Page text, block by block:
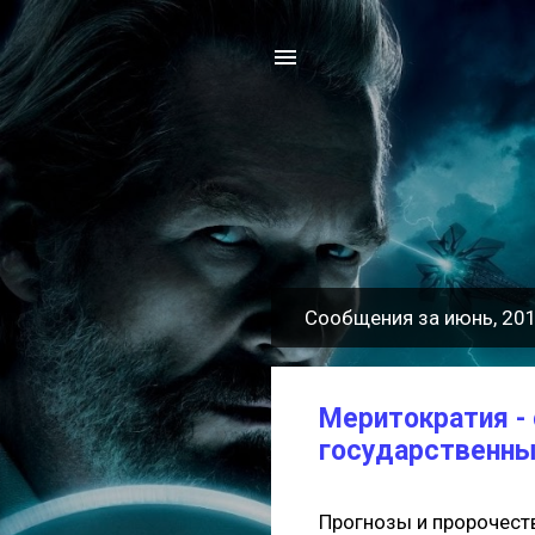
С
о
Сообщения за июнь,
Меритократия
Прогнозы и